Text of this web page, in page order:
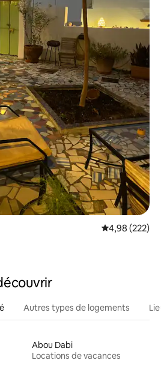
Évaluation
4,98 (222)
Autres types de logements
Abou Dabi
Locations de vacances